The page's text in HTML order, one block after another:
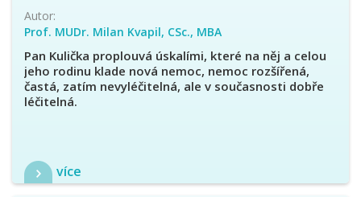
Autor:
Prof. MUDr. Milan Kvapil, CSc., MBA
Pan Kulička proplouvá úskalími, které na něj a celou
jeho rodinu klade nová nemoc, nemoc rozšířená,
častá, zatím nevyléčitelná, ale v současnosti dobře
léčitelná.
více